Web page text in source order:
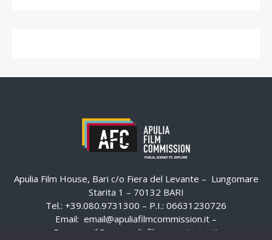
Apulia Film House, Bari c/o Fiera del Levante – Lungomare
Starita 1 – 70132 BARI
Tel.: +39.080.9731300 – P.I.: 06631230726
Email: email@apuliafilmcommission.it –
Pec:
email@pec.apuliafilmcommission.it